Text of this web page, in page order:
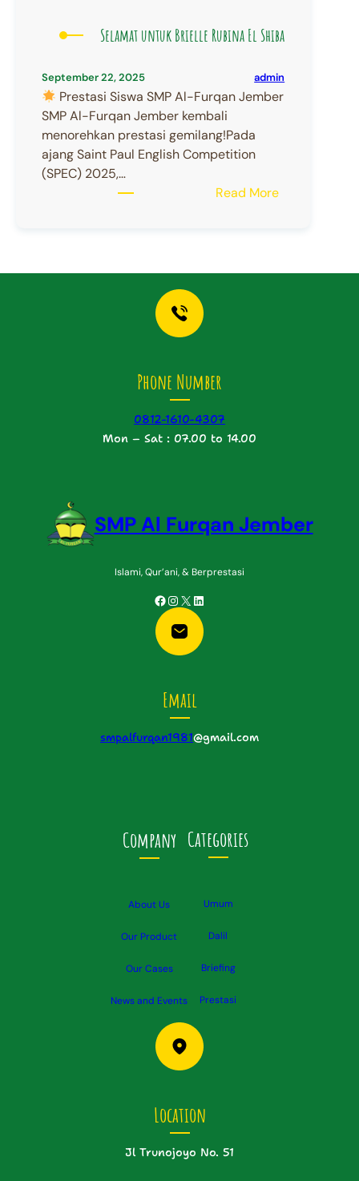
2025
Selamat untuk Brielle Rubina El Shiba
September 22, 2025 admin
Prestasi Siswa SMP Al-Furqan Jember
SMP Al-Furqan Jember kembali
menorehkan prestasi gemilang!Pada
ajang Saint Paul English Competition
(SPEC) 2025,…
Read More:
Phone Number
0812-1610-4307
Mon – Sat : 07.00 to 14.00
SMP Al Furqan Jember
Islami, Qur’ani, & Berprestasi
Facebook Instagram X LinkedIn
Email
smpalfurqan1981@gmail.com
Company
About Us
Our Product
Our Cases
News and Events
Categories
Umum
Dalil
Briefing
Prestasi
Location
Jl Trunojoyo No. 51